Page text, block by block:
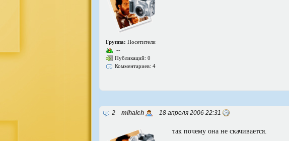
Группа: Посетители
--
Публикаций: 0
Комментариев: 4
2 mihalch 18 апреля 2006 22:31
так почему она не скачивается.